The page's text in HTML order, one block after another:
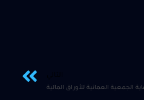
الجمعية العمانية للأوراق المالية